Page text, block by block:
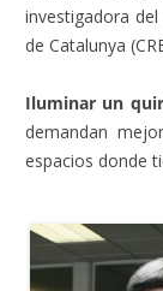
investigadora
de Catalunya
Iluminar un
demandan
espacios donde